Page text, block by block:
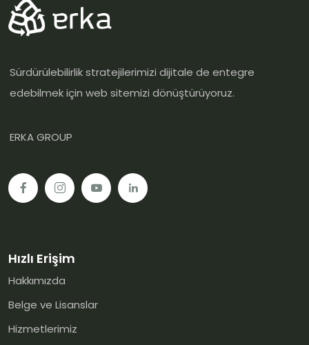
Sürdürülebilirlik stratejilerimizi dijitale de entegre
edebilmek için web sitemizi dönüştürüyoruz.
ERKA GROUP
Hızlı Erişim
Hakkımızda
Belge ve Lisanslar
Hizmetlerimiz